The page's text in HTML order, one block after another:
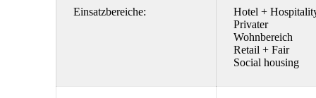
Einsatzbereiche:
Hotel +
Privater
Wohnbereich
Retail + Fair
Social housing